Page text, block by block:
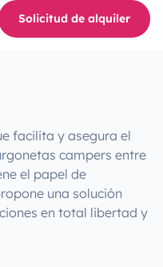
Solicitud de alquiler
facilita y asegura el
campers entre
el papel de
una solución
en total libertad y